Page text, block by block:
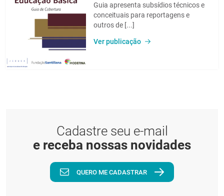
Guia apresenta subsídios técnicos e
conceituais para reportagens e
outros de [...]
Ver publicação
Cadastre seu e-mail
e receba nossas novidades
QUERO ME CADASTRAR